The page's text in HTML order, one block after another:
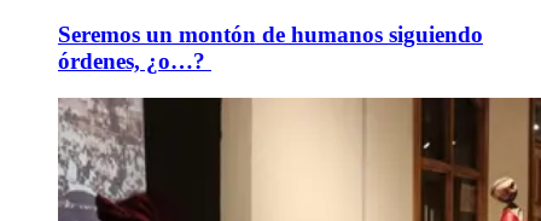
Seremos un montón de humanos siguiendo
órdenes, ¿o…?